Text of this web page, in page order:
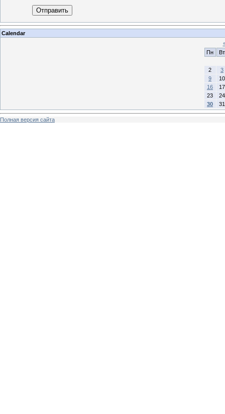
Отправить
Calendar
Пн
Вт
2
3
9
10
16
17
23
24
30
31
Полная версия сайта